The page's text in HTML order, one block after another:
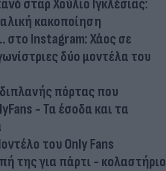
σταρ Χούλιο Ιγκλέσιας:
κακοποίηση
στο Instagram: Χάος σε
δύο μοντέλα του
πόρτας που
- Τα έσοδα και τα
του Only Fans
της για πάρτι - κολαστήριο